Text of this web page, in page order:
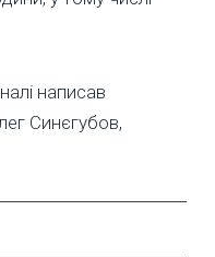
написав
Синєгубов,